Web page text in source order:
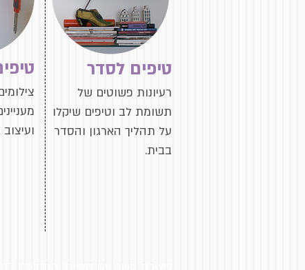
טיפים לסדר
רעיונות פשוטים של
תשומת לב וטיפים שיקלו
על תהליך הארגון והסדר
בבית.